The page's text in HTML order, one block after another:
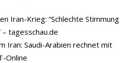
Iran-Krieg: “Schlechte Stimmung
tagesschau.de
Iran: Saudi-Arabien rechnet mit
Online